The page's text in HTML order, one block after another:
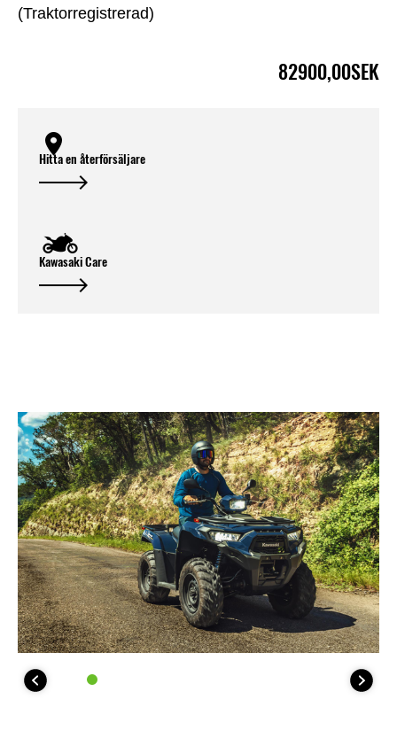
(Traktorregistrerad)
82900,00SEK
Hitta en återförsäljare
Kawasaki Care